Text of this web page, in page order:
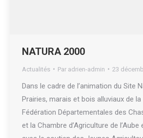
NATURA 2000
Actualités Par adrien-admin 23
Dans le cadre de l’animation du Site
Prairies, marais et bois alluviaux de la
Fédération Départementales des
et la Chambre d’Agriculture de